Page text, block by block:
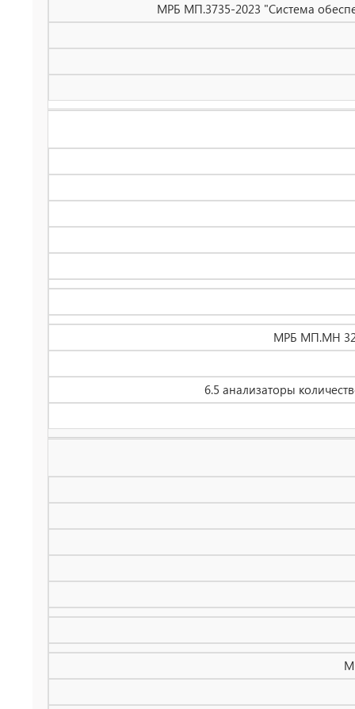
МРБ МП.3735-2023 "Система
МРБ МП.МН
6.5 анализаторы